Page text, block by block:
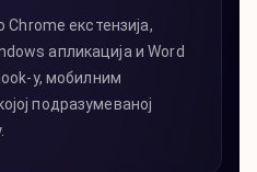
екстензија,
апликација и Word
у, мобилним
подразумеваној